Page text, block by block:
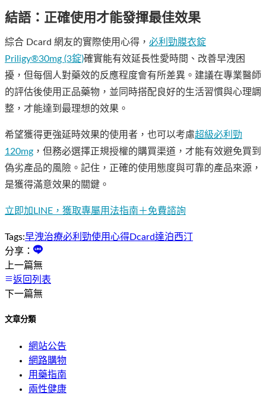
結語：正確使用才能發揮最佳效果
綜合 Dcard 網友的實際使用心得， 必利勁膜衣錠
Priligy®30mg (3錠)確實能有效延長性愛時間、改善早洩困
擾，但每個人對藥效的反應程度會有所差異。建議在專業醫師
的評估後使用正品藥物，並同時搭配良好的生活習慣與心理調
整，才能達到最理想的效果。
希望獲得更強延時效果的使用者，也可以考慮超級必利勁
120mg ，但務必選擇正規授權的購買渠道，才能有效避免買到
偽劣產品的風險。記住，正確的使用態度與可靠的產品來源，
是獲得滿意效果的關鍵。
立即加LINE，獲取專屬用法指南＋免費諮詢
Tags:早洩治療必利勁使用心得Dcard達泊西汀
分享：
上一篇無
返回列表
下一篇無
文章分類
網站公告
網路購物
用藥指南
兩性健康